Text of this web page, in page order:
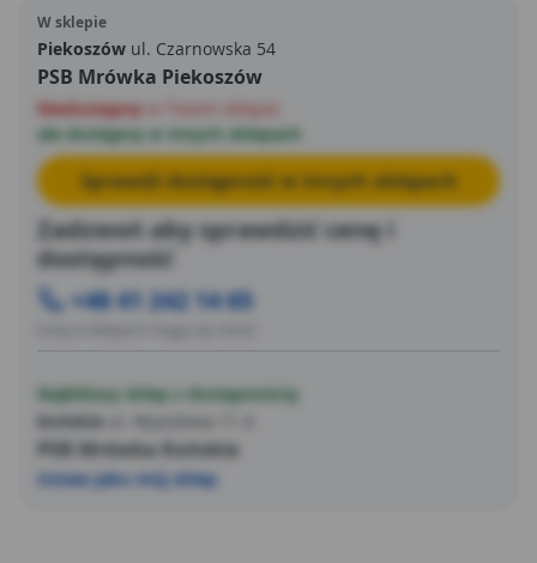
proste w użyciu.
W sklepie
Piekoszów ul. Czarnowska 54
PSB Mrówka Piekoszów
Niedostępny
ale dostępny w innych sklepach
Sprawdź dostępność w innych sklepach
Zadzwoń aby sprawdzić cenę i
dostępność
+48 41 242 14 65
Najbliższy sklep z dostępnością
Końskie
PSB Mrówka Końskie
Ustaw jako mój sklep